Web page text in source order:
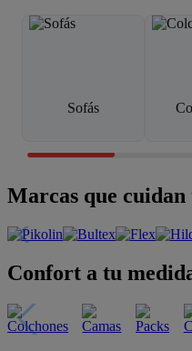
Sofás
Marcas que cuidan
Confort a tu